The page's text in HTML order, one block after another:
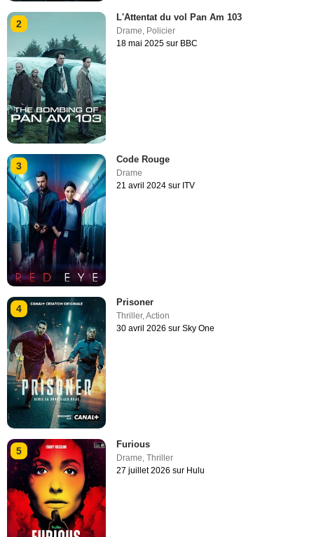
2
L'Attentat du vol Pan Am 103
Drame, Policier
18 mai 2025 sur BBC
3
Code Rouge
Drame
21 avril 2024 sur ITV
4
Prisoner
Thriller,Action
30 avril 2026 sur Sky One
5
Furious
Drame,Thriller
27 juillet 2026 sur Hulu